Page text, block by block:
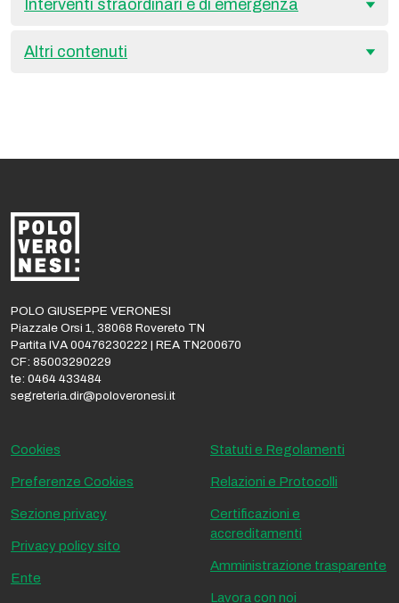
Interventi straordinari e di emergenza
Altri contenuti
POLO GIUSEPPE VERONESI
Piazzale Orsi 1, 38068 Rovereto TN
Partita IVA 00476230222 | REA TN200670
CF: 85003290229
te: 0464 433484
segreteria.dir@poloveronesi.it
Cookies
Preferenze Cookies
Sezione privacy
Privacy policy sito
Ente
Statuti e Regolamenti
Relazioni e Protocolli
Certificazioni e
accreditamenti
Amministrazione trasparente
Lavora con noi